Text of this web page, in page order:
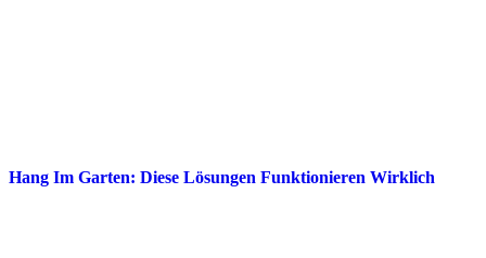
Hang Im Garten: Diese Lösungen Funktionieren Wirklich